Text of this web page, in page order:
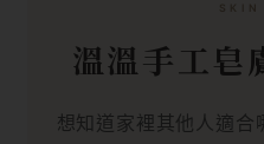
SKIN
溫溫手工皂
想知道家裡其他人適合